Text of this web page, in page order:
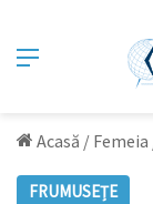
Meniu
Acasă / Femeia
FRUMUSEȚE